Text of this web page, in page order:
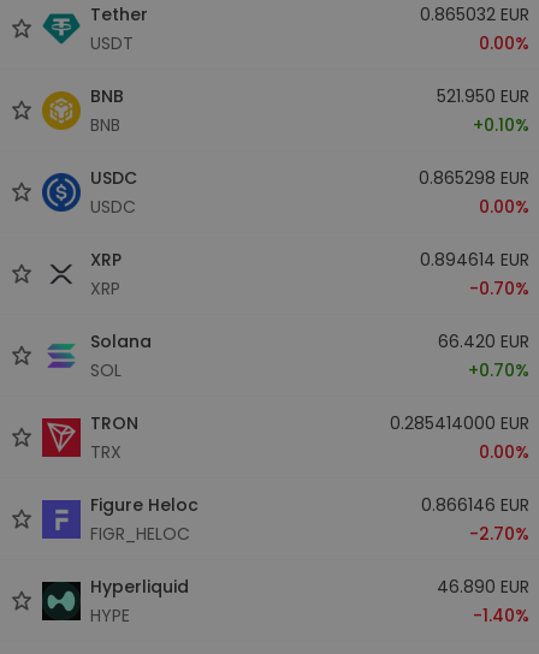
Tether
USDT
0.865032 EUR
0.00%
BNB
BNB
521.950 EUR
+0.10%
USDC
USDC
0.865298 EUR
0.00%
XRP
XRP
0.894614 EUR
-0.70%
Solana
SOL
66.420 EUR
+0.70%
TRON
TRX
0.285414000 EUR
0.00%
Figure Heloc
FIGR_HELOC
0.866146 EUR
-2.70%
Hyperliquid
HYPE
46.890 EUR
-1.40%